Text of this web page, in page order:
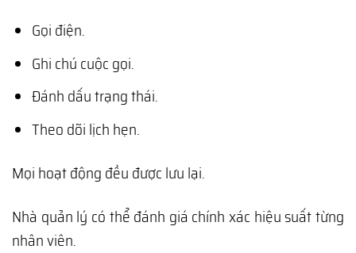
Gọi điện.
Ghi chú cuộc gọi.
Đánh dấu trạng thái.
Theo dõi lịch hẹn.
Mọi hoạt động đều được lưu lại.
Nhà quản lý có thể đánh giá chính xác hiệu suất từng
nhân viên.